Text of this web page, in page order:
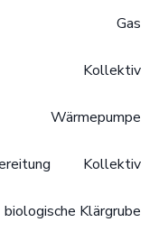
Gas
Kollektiv
Wärmepumpe
Kollektiv
biologische Klärgrube